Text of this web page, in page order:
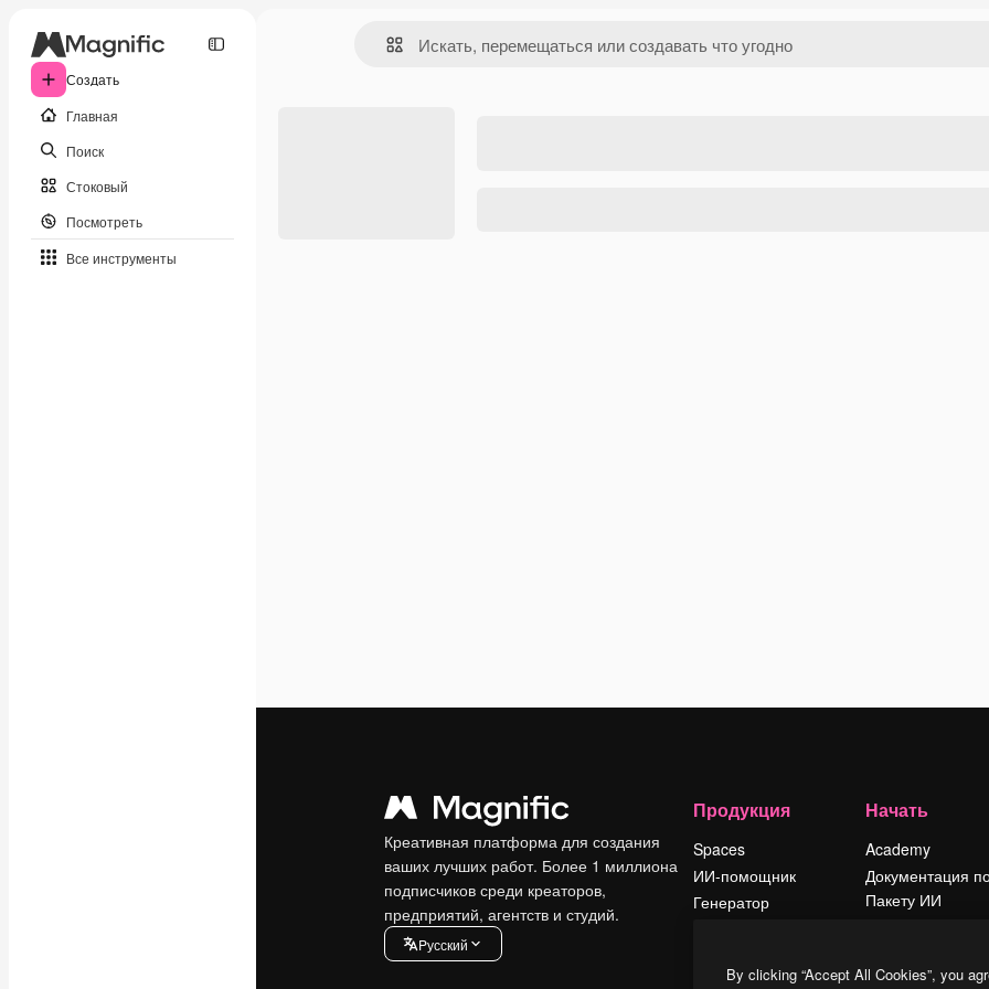
Создать
Главная
Поиск
Стоковый
Посмотреть
Все инструменты
Креативная платформа для создания
ваших лучших работ. Более 1 миллиона
подписчиков среди креаторов,
предприятий, агентств и студий.
Pусский
Продукция
Spaces
ИИ-помощник
Генератор
Начать
Academy
Документация
Пакету ИИ
Условия и
By clicking “Accept All Cookies”, you